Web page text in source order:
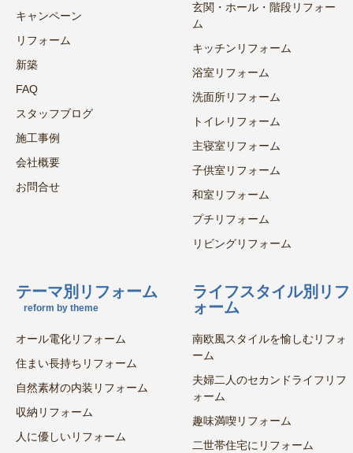
キャンペーン
リフォーム
新築
FAQ
スタッフブログ
施工事例
会社概要
お問合せ
玄関・ホール・階段リフォー
ム
キッチンリフォーム
浴室リフォーム
洗面所リフォーム
トイレリフォーム
主寝室リフォーム
子供室リフォーム
和室リフォーム
プチリフォーム
リビングリフォーム
テーマ別リフォーム
reform by theme
オール電化リフォーム
住まい長持ちリフォーム
自然素材の内装リフォーム
収納リフォーム
人に優しいリフォーム
ライフスタイル別リフ
ォーム
南欧風スタイルを愉しむリフォ
ーム
夫婦二人のセカンドライフリフ
ォーム
趣味満喫リフォーム
二世帯住宅にリフォーム